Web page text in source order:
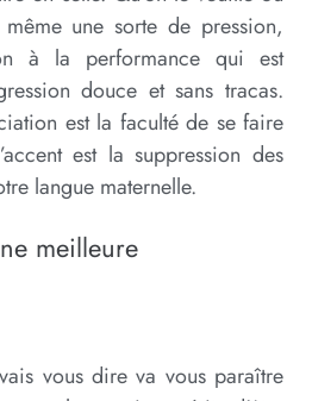
une sorte de pression,
à la performance qui est
douce et sans tracas.
est la faculté de se faire
est la suppression des
langue maternelle.
meilleure
vous dire va vous paraître